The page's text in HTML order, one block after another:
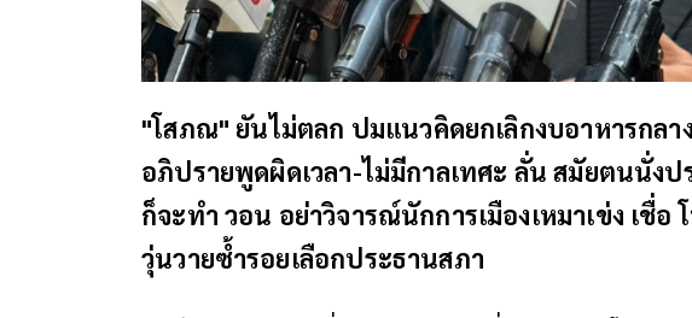
"โสภณ" ยันไม่ตลก ปมแนวคิดยกเลิกงบอาหารกล
อภิปรายพูดผิดเวลา-ไม่มีกาลเทศะ ลั่น สมัยตนนั่ง
ก็จะทำ วอน อย่าวิจารณ์นักการเมืองเหมาเข่ง เชื่อ
วุ่นวายซ้ำรอยเลือกประธานสภา